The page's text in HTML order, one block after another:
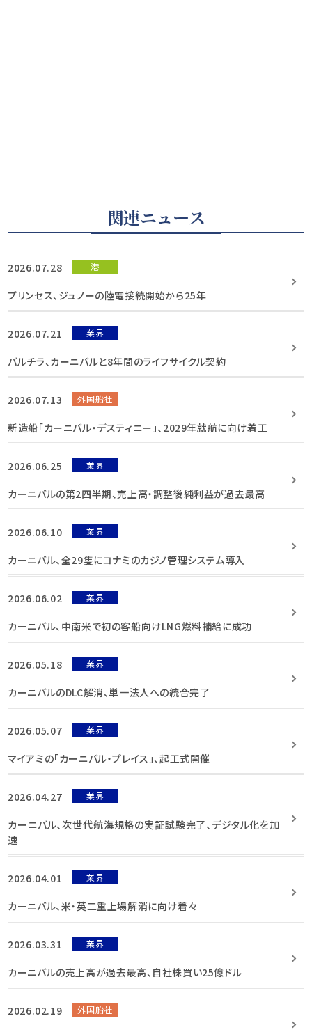
関連ニュース
2026.07.28 港
プリンセス、ジュノーの陸電接続開始から25年
2026.07.21 業界
バルチラ、カーニバルと8年間のライフサイクル契約
2026.07.13 外国船社
新造船「カーニバル・デスティニー」、2029年就航に向け着工
2026.06.25 業界
カーニバルの第2四半期、売上高・調整後純利益が過去最高
2026.06.10 業界
カーニバル、全29隻にコナミのカジノ管理システム導入
2026.06.02 業界
カーニバル、中南米で初の客船向けLNG燃料補給に成功
2026.05.18 業界
カーニバルのDLC解消、単一法人への統合完了
2026.05.07 業界
マイアミの「カーニバル・プレイス」、起工式開催
2026.04.27 業界
カーニバル、次世代航海規格の実証試験完了、デジタル化を加
速
2026.04.01 業界
カーニバル、米・英二重上場解消に向け着々
2026.03.31 業界
カーニバルの売上高が過去最高、自社株買い25億ドル
2026.02.19 外国船社